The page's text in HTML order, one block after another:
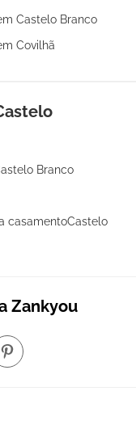
Castelo Branco
Covilhã
Branco
casamentoCastelo
Zankyou